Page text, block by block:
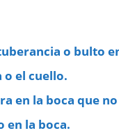
o bulto
o el cuello.
en la boca que
en la boca.